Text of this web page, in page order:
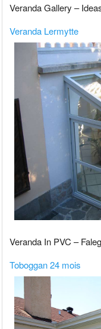
Veranda Gallery –
Veranda Lermytte
Veranda In PVC –
Toboggan 24 mois